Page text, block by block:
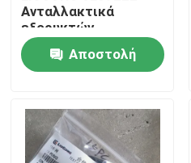
Αρχική Σελίδα
Προϊόντα
Σχετικά με εμάς
Ανταλλακτικά
εξορυκτών
Αποστολή